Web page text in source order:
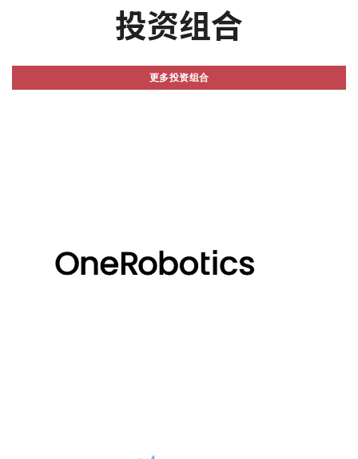
投资组合
更多投资组合